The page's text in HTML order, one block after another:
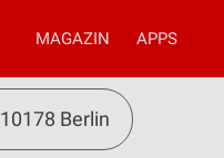
MAGAZIN APPS
10178 Berlin